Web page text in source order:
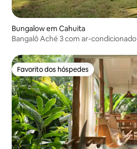
Bungalow em Cahuita
Bangalô Aché 3 com ar-condicionado
Favorito dos hóspedes
Favorito dos hóspedes